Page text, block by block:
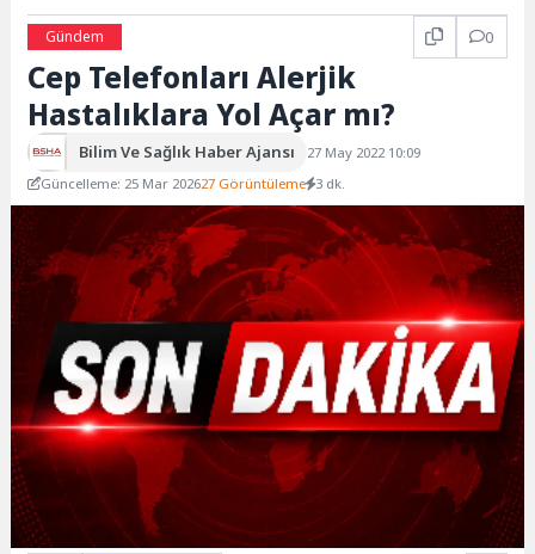
Gündem 0
Cep Telefonları Alerjik
Hastalıklara Yol Açar mı?
Bilim Ve Sağlık Haber Ajansı
27 May 2022 10:09
Güncelleme: 25 Mar 202627 Görüntüleme 3 dk.